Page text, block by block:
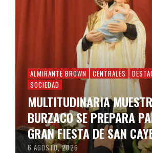
ALMIRANTE BROWN CENTRALES
SOCIEDAD
MULTITUDINARIA
BURZACO SE PREPARA
GRAN FIESTA DE SAN
6 AGOSTO, 2026